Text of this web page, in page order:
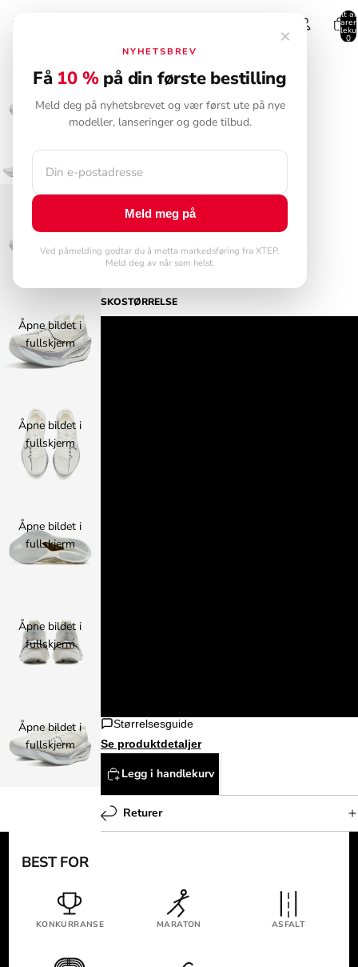
Totalt
varer
0
Åpne bildet i
Åpne bildet i
fullskjerm
Åpne bildet i
fullskjerm
Åpne bildet i
fullskjerm
Åpne bildet i
fullskjerm
Åpne bildet i
fullskjerm
Hjem
160X 7.0 PRO M
Herre
SKOSTØRRELSE
Størrelsesguide
Se produktdetaljer
Legg i handlekurv
Returer
BEST FOR
KONKURRANSE MARATON ASFALT
×
NYHETSBREV
Få 10 %på din første bestilling
Meld deg på nyhetsbrevet og vær først ute på nye
modeller, lanseringer og gode tilbud.
Meld meg på
Ved påmelding godtar du å motta markedsføring fra XTEP.
Meld deg av når som helst.